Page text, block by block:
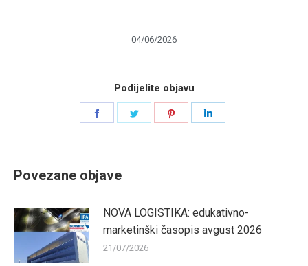
04/06/2026
Podijelite objavu
Povezane objave
NOVA LOGISTIKA: edukativno-
marketinški časopis avgust 2026
21/07/2026